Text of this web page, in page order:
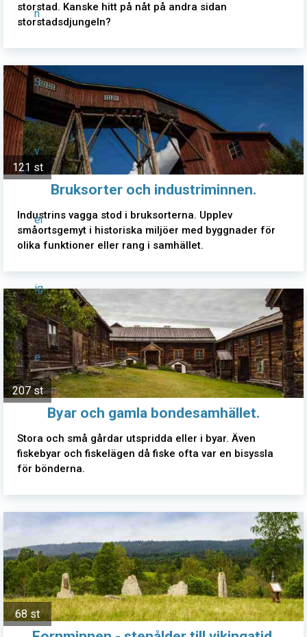
n
S
v
er
ig
e
storstad. Kanske hitt på nåt på andra sidan
storstadsdjungeln?
121 st
Bruksorter och industriminnen.
Industrins vagga stod i bruksorterna. Upplev
småortsgemyt i historiska miljöer med byggnader för
olika funktioner eller rang i samhället.
207 st
Byar och gamla bondesamhället.
Stora och små gårdar utspridda eller i byar. Även
fiskebyar och fiskelägen då fiske ofta var en bisyssla
för bönderna.
68 st